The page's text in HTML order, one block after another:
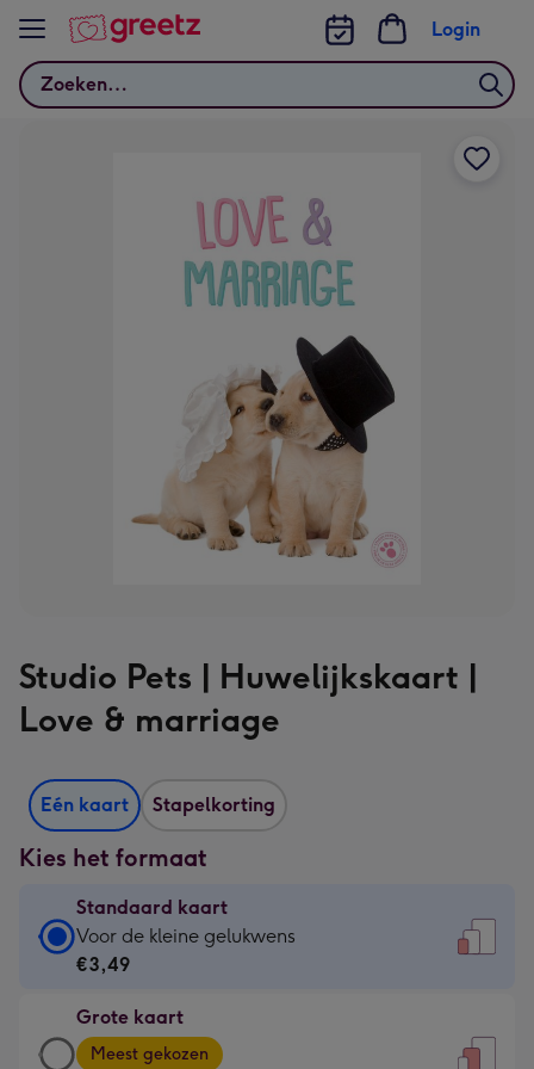
Bekijk meer
Zoeken
Login
Studio Pets | Huwelijkskaart |
Love & marriage
Eén kaart Stapelkorting
Kies het formaat
Standaard kaart
Standaard
kaart
€3,49
-
Voor de kleine gelukwens
€3,49
Grote kaart
Grote
Meest gekozen